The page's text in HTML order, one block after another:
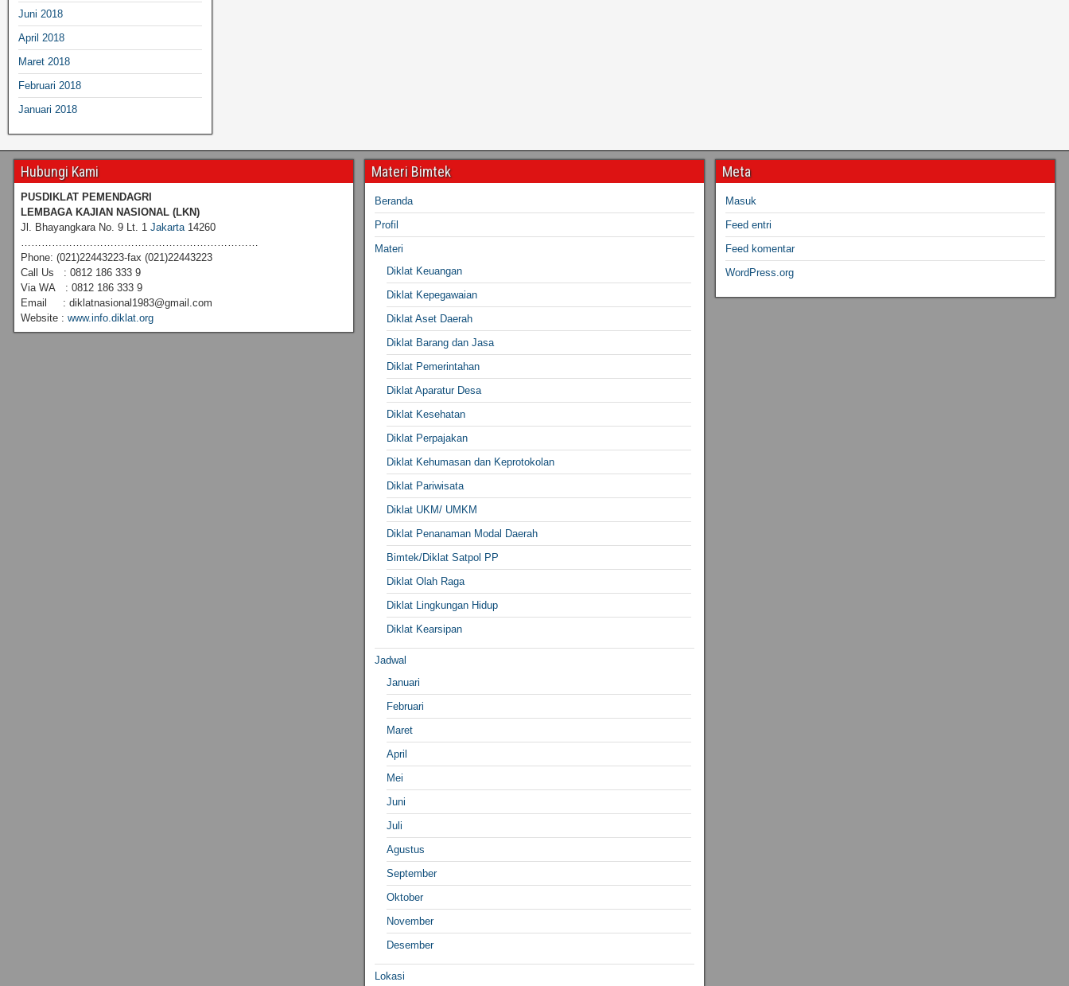
Juni 2018
April 2018
Maret 2018
Februari 2018
Januari 2018
Hubungi Kami
PUSDIKLAT PEMENDAGRI
LEMBAGA KAJIAN NASIONAL (LKN)
Jl. Bhayangkara No. 9 Lt. 1 Jakarta14260
……………………………………………………………
Phone: (021)22443223-fax (021)22443223
Call Us : 0812 186 333 9
Via WA : 0812 186 333 9
Email : diklatnasional1983@gmail.com
Website : www.info.diklat.org
Materi Bimtek
Beranda
Profil
Materi
Diklat Keuangan
Diklat Kepegawaian
Diklat Aset Daerah
Diklat Barang dan Jasa
Diklat Pemerintahan
Diklat Aparatur Desa
Diklat Kesehatan
Diklat Perpajakan
Diklat Kehumasan dan Keprotokolan
Diklat Pariwisata
Diklat UKM/ UMKM
Diklat Penanaman Modal Daerah
Bimtek/Diklat Satpol PP
Diklat Olah Raga
Diklat Lingkungan Hidup
Diklat Kearsipan
Jadwal
Januari
Februari
Maret
April
Mei
Juni
Juli
Agustus
September
Oktober
November
Desember
Lokasi
Meta
Masuk
Feed entri
Feed komentar
WordPress.org